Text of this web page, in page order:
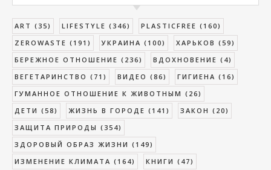
ART (35) LIFESTYLE (346) PLASTICFREE (160)
ZEROWASTE (191) УКРАИНА (100) ХАРЬКОВ (59)
БЕРЕЖНОЕ ОТНОШЕНИЕ (236) ВДОХНОВЕНИЕ (4)
ВЕГЕТАРИНСТВО (71) ВИДЕО (86) ГИГИЕНА (16)
ГУМАННОЕ ОТНОШЕНИЕ К ЖИВОТНЫМ (26)
ДЕТИ (58) ЖИЗНЬ В ГОРОДЕ (141) ЗАКОН (20)
ЗАЩИТА ПРИРОДЫ (354)
ЗДОРОВЫЙ ОБРАЗ ЖИЗНИ (149)
ИЗМЕНЕНИЕ КЛИМАТА (164) КНИГИ (47)